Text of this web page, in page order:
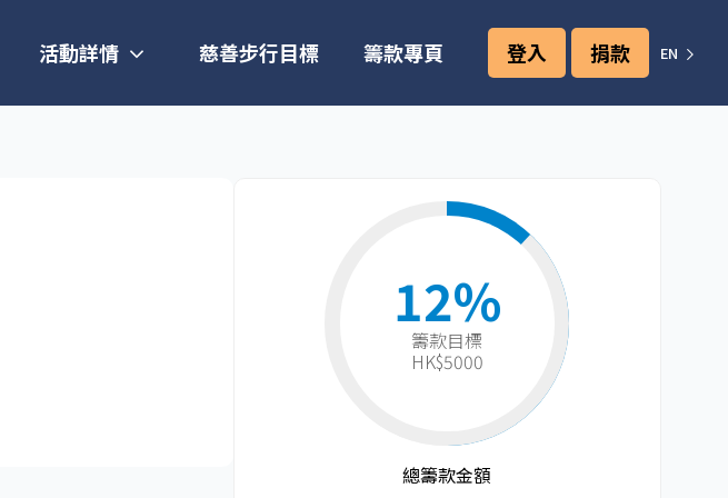
EN
活動詳情 慈善步行目標 籌款專頁 登入 捐款
12%
籌款目標​
HK$5000
總籌款金額​